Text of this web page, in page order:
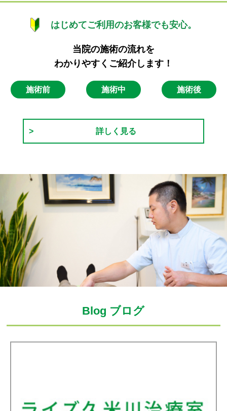
はじめてご利用のお客様でも安心。
当院の施術の流れを
わかりやすくご紹介します！
施術前 施術中 施術後
詳しく見る
Blog ブログ